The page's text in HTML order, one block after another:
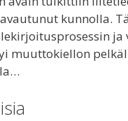
kunnolla.
ja
muuttokiellon